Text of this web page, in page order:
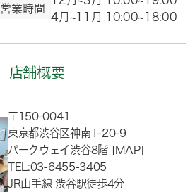
営業時間
4月~11月 10:00~18:00
店舗概要
〒150-0041
東京都渋谷区神南1-20-9
パークウェイ渋谷8階 [MAP]
TEL:03-6455-3405
JR山手線 渋谷駅徒歩4分